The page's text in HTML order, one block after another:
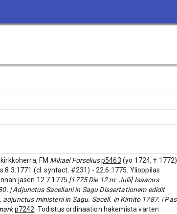
FM Mikael Forseliusp5463 (yo 1724, †
8.3.1771 (cl. syntact. #231) - 22.6.1775. Ylioppilas
jäsen 12.7.1775 [1775 Die 12 m: Julii] Isaacus
| Adjunctus Sacellani in Sagu Dissertationem edidit
ministerii in Sagu. Sacell. in Kimito 1787. |
p7242 . Todistus ordinaation hakemista varten